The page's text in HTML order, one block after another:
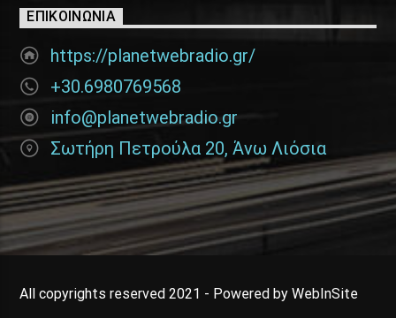
ΕΠΙΚΟΙΝΩΝΊΑ
https://planetwebradio.gr/
+30.6980769568
info@planetwebradio.gr
Σωτήρη Πετρούλα 20, Άνω Λιόσια
All copyrights reserved 2021 - Powered by WebInSite